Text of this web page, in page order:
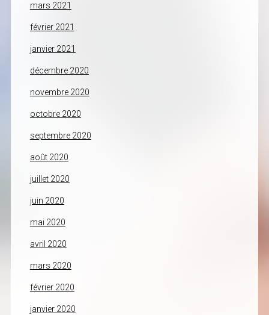
mars 2021
février 2021
janvier 2021
décembre 2020
novembre 2020
octobre 2020
septembre 2020
août 2020
juillet 2020
juin 2020
mai 2020
avril 2020
mars 2020
février 2020
janvier 2020